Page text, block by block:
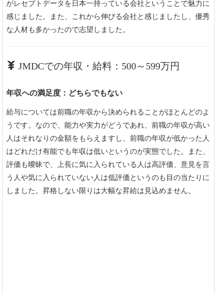
がレセプトデータを日本一持っている会社ということで魅力に
感じました。また、これから伸びる会社と感じましたし、優秀
な人材も多かったので志望しました。
JMDCでの年収・給料：500～599万円
年収への満足度：どちらでもない
給与については前職の年収から決められることがほとんどのよ
うです。なので、能力や実力がどうであれ、前職の年収が高い
人はそれなりの金額をもらえますし、前職の年収が低かった人
はどれだけ有能でも年収は低いというのが実態でした。また、
評価も曖昧で、上長に気に入られている人は高評価、意見を言
う人や気に入られていない人は低評価というのも目の当たりに
しました。昇格しない限りは大幅な昇給は見込めません。